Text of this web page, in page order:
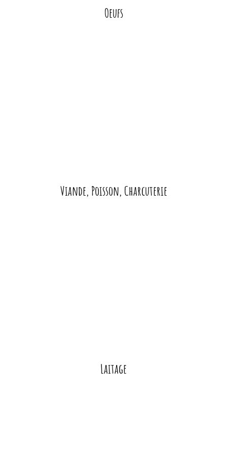
Oeufs
Viande, Poisson, Charcuterie
Laitage